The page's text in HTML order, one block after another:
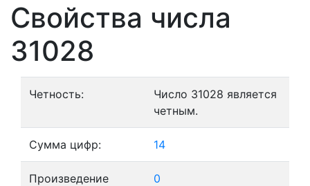
Свойства числа
31028
Четность:
Число 31028 является
четным.
Сумма цифр: 14
Произведение
0